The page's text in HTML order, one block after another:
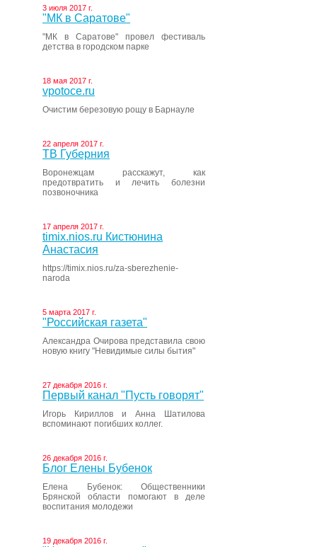
3 июля 2017 г.
"МК в Саратове"
"МК в Саратове" провел фестиваль
детства в городском парке
18 мая 2017 г.
vpotoce.ru
Очистим березовую рощу в Барнауле
22 апреля 2017 г.
ТВ Губерния
Воронежцам расскажут, как
предотвратить и лечить болезни
позвоночника
17 апреля 2017 г.
timix.nios.ru Кистюнина
Анастасия
https://timix.nios.ru/za-sberezhenie-
naroda
5 марта 2017 г.
"Российская газета"
Александра Очирова представила свою
новую книгу "Невидимые силы бытия"
27 декабря 2016 г.
Первый канал "Пусть говорят"
Игорь Кириллов и Анна Шатилова
вспоминают погибших коллег.
26 декабря 2016 г.
Блог Елены Бубенок
Елена Бубенок: Общественники
Брянской области помогают в деле
воспитания молодежи
19 декабря 2016 г.